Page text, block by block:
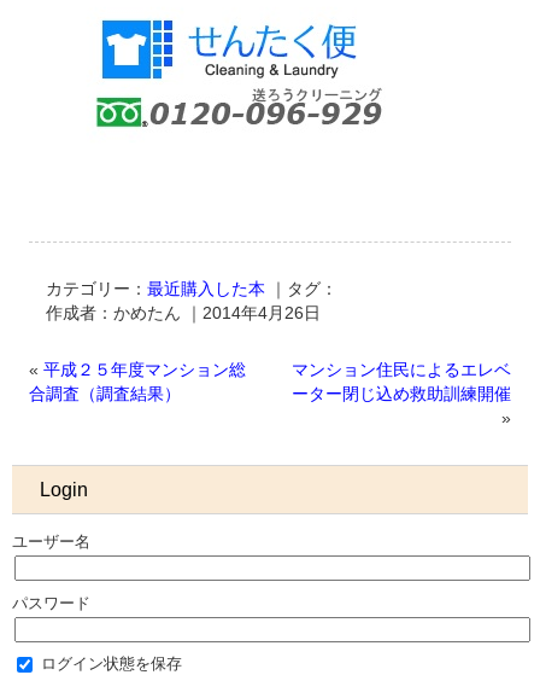
カテゴリー： 最近購入した本 ｜タグ：
作成者：かめたん ｜2014年4月26日
« 平成２５年度マンション総
合調査（調査結果）
マンション住民によるエレベ
ーター閉じ込め救助訓練開催
»
Login
ユーザー名
パスワード
ログイン状態を保存